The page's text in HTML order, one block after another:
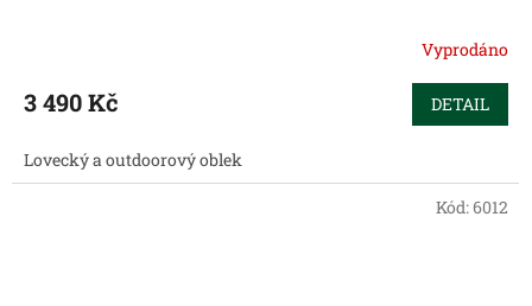
Vyprodáno
3 490 Kč DETAIL
Lovecký a outdoorový oblek
Kód:6012